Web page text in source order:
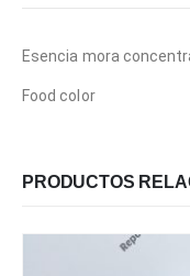
Esencia mora
Food color
PRODUCTOS